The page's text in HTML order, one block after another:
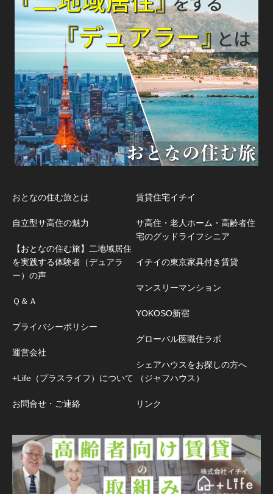
おとなの住む旅とは
自立型サ高住の魅力
【おとなの住む旅】二地域居住
を実践する体験者（デュアラ
ー）の声
Ｑ＆Ａ
プライバシーポリシー
運営会社
+Life（プラスライフ）について
お問合せ・ご連絡
賃貸住宅イチイ
サ高住・老人ホーム・高齢者住
宅のグッドライフシニア
イチイの東京家具付き賃貸
マンスリーマンション
YOKOSO新宿
グローバル医職住ラボ
シェアハウスをお探しの方へ
（ジャフハウス）
リンク